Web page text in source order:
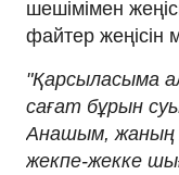
шешімімен
файтер жеңісін
"Қарсыласыма
сағат бұрын
Анашым, жаның
жекпе-жекке